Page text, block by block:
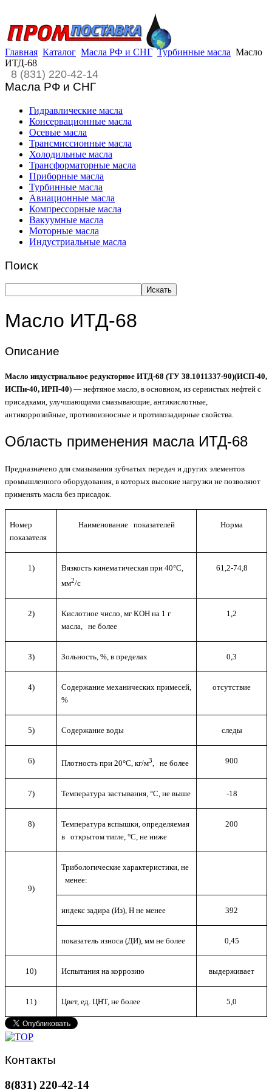
8 (831) 220-42-14
Главная Каталог Масла РФ и СНГ Турбинные масла Масло
ИТД-68
Масла РФ и СНГ
Гидравлические масла
Консервационные масла
Осевые масла
Трансмиссионные масла
Холодильные масла
Трансформаторные масла
Приборные масла
Турбинные масла
Авиационные масла
Компрессорные масла
Вакуумные масла
Моторные масла
Индустриальные масла
Поиск
Искать
Масло ИТД-68
Описание
Масло индустриальное редукторное ИТД-68 (ТУ 38.1011337-90)(ИСП-40,
ИСПи-40, ИРП-40) — нефтяное масло, в основном, из сернистых нефтей с
присадками, улучшающими смазывающие, антикислотные,
антикоррозийные, противоизносные и противозадирные свойства.
Область применения масла ИТД-68
Предназначено для смазывания зубчатых передач и других элементов
промышленного оборудования, в которых высокие нагрузки не позволяют
применять масла без присадок.
Номер
показателя
Наименование показателей Норма
1)
Вязкость кинематическая при 40°С,
мм2/с
61,2-74,8
2)
Кислотное число, мг КОН на 1 г
масла, не более
1,2
3) Зольность, %, в пределах 0,3
4)
Содержание механических примесей,
%
отсутствие
5) Содержание воды следы
6) Плотность при 20°С, кг/м3, не более 900
7) Температура застывания, °С, не выше -18
8)
Температура вспышки, определяемая
в открытом тигле, °С, не ниже
200
9)
Трибологические характеристики, не
менее:
индекс задира (Из), Н не менее 392
показатель износа (ДИ), мм не более 0,45
10) Испытания на коррозию выдерживает
11) Цвет, ед. ЦНТ, не более 5,0
Контакты
8(831) 220-42-14